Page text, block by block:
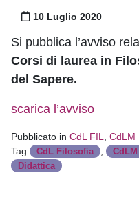
Pubblicato il
10 Luglio 2020
Si pubblica l’avviso
Corsi di laurea in
del Sapere.
scarica l’avviso
Pubblicato in CdL FIL
CdLM
Tag
CdL Filosofia
Didattica